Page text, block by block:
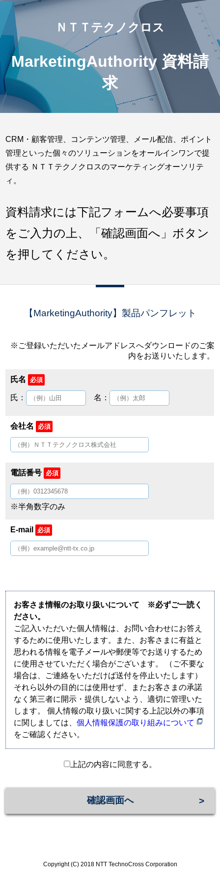
ＮＴＴテクノクロス
MarketingAuthority 資料請
求
CRM・顧客管理、コンテンツ管理、メール配信、ポイント
管理といった個々のソリューションをオールインワンで提
供する ＮＴＴテクノクロスのマーケティングオーソリテ
ィ。
資料請求には下記フォームへ必要事項
をご入力の上、「確認画面へ」ボタン
を押してください。
【MarketingAuthority】製品パンフレット
※ご登録いただいたメールアドレスへダウンロードのご案
内をお送りいたします。
氏名 必須
氏： 名：
会社名 必須
電話番号 必須
※半角数字のみ
E-mail 必須
お客さま情報のお取り扱いについて ※必ずご一読く
ださい。
ご記入いただいた個人情報は、お問い合わせにお答え
するために使用いたします。また、お客さまに有益と
思われる情報を電子メールや郵便等でお送りするため
に使用させていただく場合がございます。 （ご不要な
場合は、ご連絡をいただけば送付を停止いたします）
それら以外の目的には使用せず、またお客さまの承諾
なく第三者に開示・提供しないよう、適切に管理いた
します。 個人情報の取り扱いに関する上記以外の事項
に関しましては、個人情報保護の取り組みについて
をご確認ください。
上記の内容に同意する。
確認画面へ
Copyright (C) 2018 NTT TechnoCross Corporation